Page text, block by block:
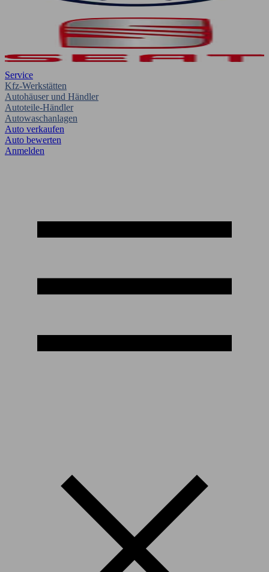
Service
Kfz-Werkstätten
Autohäuser und Händler
Autoteile-Händler
Autowaschanlagen
Auto verkaufen
Auto bewerten
Anmelden